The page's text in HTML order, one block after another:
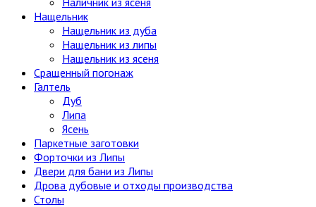
Нащельник
Нащельник из дуба
Нащельник из липы
Нащельник из ясеня
Сращенный погонаж
Галтель
Дуб
Липа
Ясень
Паркетные заготовки
Форточки из Липы
Двери для бани из Липы
Дрова дубовые и отходы производства
Столы